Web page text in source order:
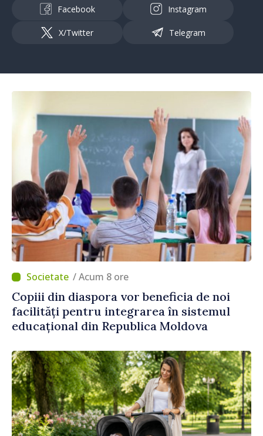
Facebook Instagram
X/Twitter Telegram
/ Acum 8 ore
Copiii din diaspora vor beneficia de noi
facilități pentru integrarea în sistemul
educațional din Republica Moldova